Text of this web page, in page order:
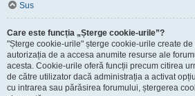
Sus
Care este funcția „Șterge cookie-urile”?
"Șterge cookie-urile" șterge cookie-urile create
autorizația de a accesa anumite resurse ale
acesta. Cookie-urile oferă funcții precum citirea
de către utilizator dacă administrația a activat
cu intrarea sau părăsirea forumului, ștergerea